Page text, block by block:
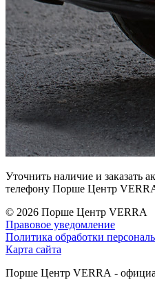
Уточнить наличие и заказать
телефону Порше Центр
© 2026 Порше Центр VERRA
Правовое уведомление
Политика обработки
Карта сайта
Порше Центр VERRA -